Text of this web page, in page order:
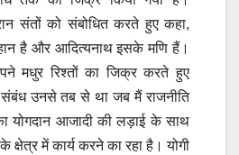
संतों को संबोधित करते हुए कहा,
है और आदित्यनाथ इसके मणि हैं।
मधुर रिश्तों का जिक्र करते हुए
उनसे तब से था जब मैं राजनीति
योगदान आजादी की लड़ाई के साथ
क्षेत्र में कार्य करने का रहा है। योगी